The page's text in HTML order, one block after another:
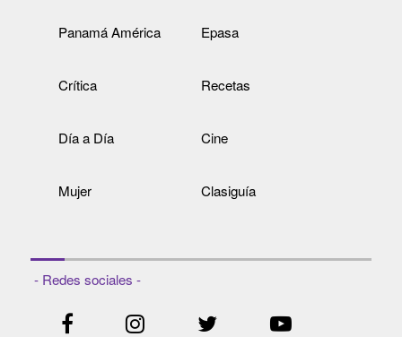
Panamá América Epasa
Crítica Recetas
Día a Día Cine
Mujer Clasiguía
- Redes sociales -